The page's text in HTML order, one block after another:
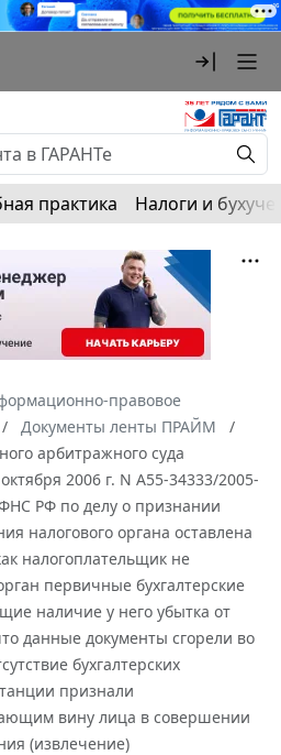
практика Налоги и
правовое
Документы ленты ПРАЙМ
арбитражного суда
2006 г. N А55-34333/2005-
РФ по делу о признании
налогового органа оставлена
налогоплательщик не
первичные бухгалтерские
наличие у него убытка от
данные документы сгорели во
бухгалтерских
признали
вину лица в совершении
(извлечение)